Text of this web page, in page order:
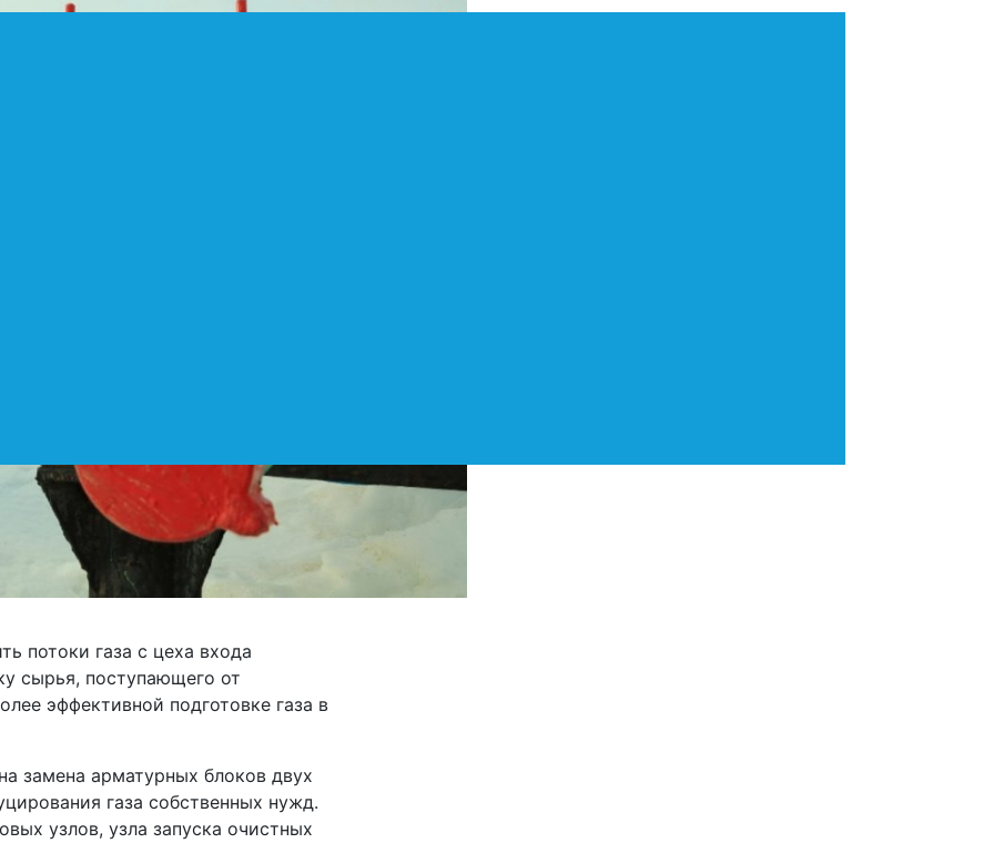
потоки газа с цеха входа
сырья, поступающего от
эффективной подготовке газа в
замена арматурных блоков двух
газа собственных нужд.
узлов, узла запуска очистных